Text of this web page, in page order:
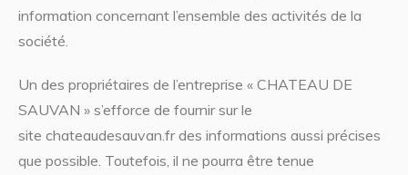
information concernant l’ensemble des activités de la
société.
Un des propriétaires de l’entreprise « CHATEAU DE
SAUVAN » s’efforce de fournir sur le
site chateaudesauvan.fr des informations aussi précises
que possible. Toutefois, il ne pourra être tenue